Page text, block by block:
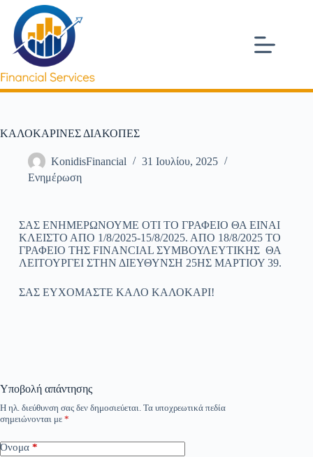
ΚΑΛΟΚΑΡΙΝΕΣ ΔΙΑΚΟΠΕΣ
KonidisFinancial
31 Ιουλίου, 2025
Ενημέρωση
ΣΑΣ ΕΝΗΜΕΡΩΝΟΥΜΕ ΟΤΙ ΤΟ ΓΡΑΦΕΙΟ ΘΑ ΕΙΝΑΙ
ΚΛΕΙΣΤΟ ΑΠΟ 1/8/2025-15/8/2025. ΑΠΟ 18/8/2025 ΤΟ
ΓΡΑΦΕΙΟ ΤΗΣ FINANCIAL ΣΥΜΒΟΥΛΕΥΤΙΚΗΣ ΘΑ
ΛΕΙΤΟΥΡΓΕΙ ΣΤΗΝ ΔΙΕΥΘΥΝΣΗ 25ΗΣ ΜΑΡΤΙΟΥ 39.
ΣΑΣ ΕΥΧΟΜΑΣΤΕ ΚΑΛΟ ΚΑΛΟΚΑΡΙ!
Υποβολή απάντησης
Η ηλ. διεύθυνση σας δεν δημοσιεύεται. Τα υποχρεωτικά πεδία
σημειώνονται με *
Όνομα *